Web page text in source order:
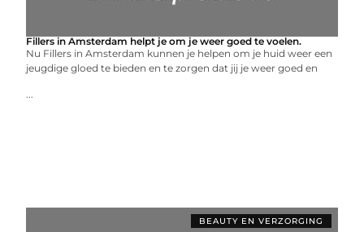
Fillers in Amsterdam helpt je om je weer goed te voelen.
Nu Fillers in Amsterdam kunnen je helpen om je huid weer een
jeugdige gloed te bieden en te zorgen dat jij je weer goed en
...
BEAUTY EN VERZORGING